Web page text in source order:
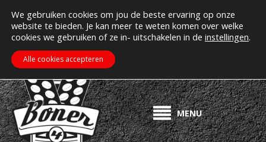
Erectiepillen kopen bij boner4all.nl MIJN ACCOUNT
>> Gratis verzending vanaf €50! <<
ZOEKEN WINKELWAGEN €0.00
MENU
We gebruiken cookies om jou de beste ervaring op onze
website te bieden. Je kan meer te weten komen over welke
cookies we gebruiken of ze in- uitschakelen in de instellingen.
Alle cookies accepteren